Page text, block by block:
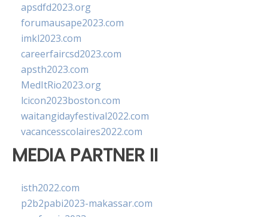
apsdfd2023.org
forumausape2023.com
imkl2023.com
careerfaircsd2023.com
apsth2023.com
MedItRio2023.org
lcicon2023boston.com
waitangidayfestival2022.com
vacancesscolaires2022.com
MEDIA PARTNER II
isth2022.com
p2b2pabi2023-makassar.com